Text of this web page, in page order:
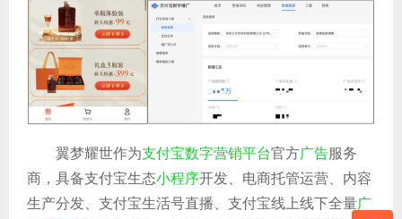
翼梦耀世作为支付宝数字营销平台官方广告服务
商，具备支付宝生态小程序开发、电商托管运营、内容
生产分发、支付宝生活号直播、支付宝线上线下全量广